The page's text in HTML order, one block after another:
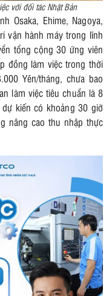
với đối tác Nhật Bản
Osaka, Ehime, Nagoya,
vận hành máy trong lĩnh
tổng cộng 30 ứng viên
đồng làm việc trong thời
Yên/tháng, chưa bao
làm việc tiêu chuẩn là 8
kiến có khoảng 30 giờ
nâng cao thu nhập thực